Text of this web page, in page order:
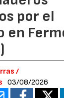
por el
en
/
03/08/2026